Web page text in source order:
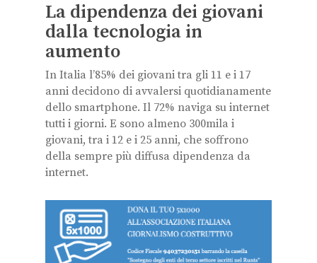
La dipendenza dei giovani
dalla tecnologia in
aumento
In Italia l’85% dei giovani tra gli 11 e i 17
anni decidono di avvalersi quotidianamente
dello smartphone. Il 72% naviga su internet
tutti i giorni. E sono almeno 300mila i
giovani, tra i 12 e i 25 anni, che soffrono
della sempre più diffusa dipendenza da
internet.